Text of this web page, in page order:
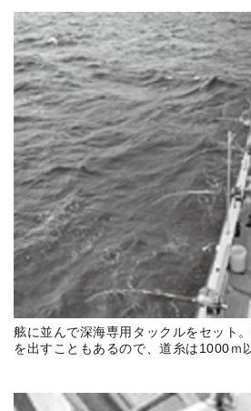
舷に並んで深海専用タックルをセット
を出すこともあるので、道糸は1000ｍ